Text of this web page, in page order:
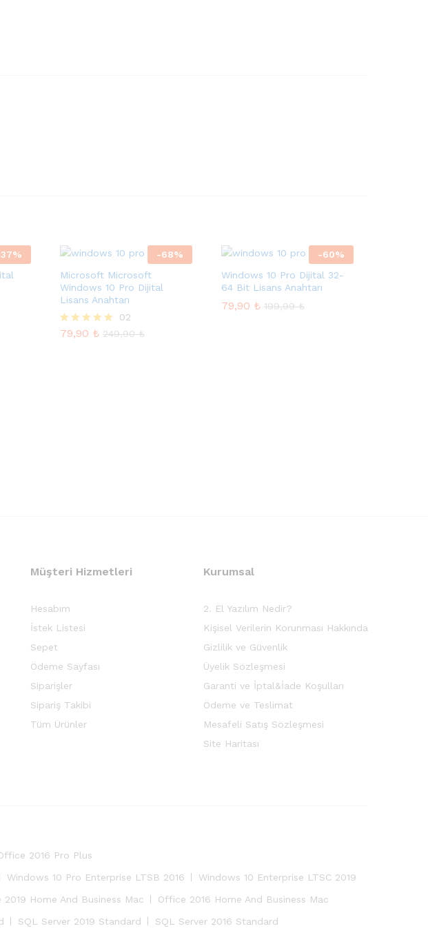
37%
-68%
Microsoft Microsoft
Windows 10 Pro Dijital
Lisans Anahtarı
5 üzerinden
02
79,90 ₺ 249,90₺
-60%
Windows 10 Pro Dijital 32-
64 Bit Lisans Anahtarı
79,90 ₺ 199,99₺
Müşteri Hizmetleri
Hesabım
İstek Listesi
Sepet
Ödeme Sayfası
Siparişler
Sipariş Takibi
Tüm Ürünler
Kurumsal
2. El Yazılım Nedir?
Kişisel Verilerin Korunması Hakkında
Gizlilik ve Güvenlik
Üyelik Sözleşmesi
Garanti ve İptal&İade Koşulları
Ödeme ve Teslimat
Mesafeli Satış Sözleşmesi
Site Haritası
2016 Pro Plus
Windows 10 Pro Enterprise LTSB 2016
Windows 10 Enterprise LTSC 2019
2019 Home And Business Mac
Office 2016 Home And Business Mac
SQL Server 2019 Standard SQL Server 2016 Standard